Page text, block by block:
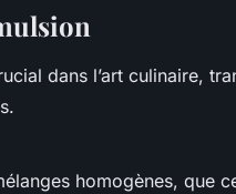
dans l’art culinaire,
homogènes, que